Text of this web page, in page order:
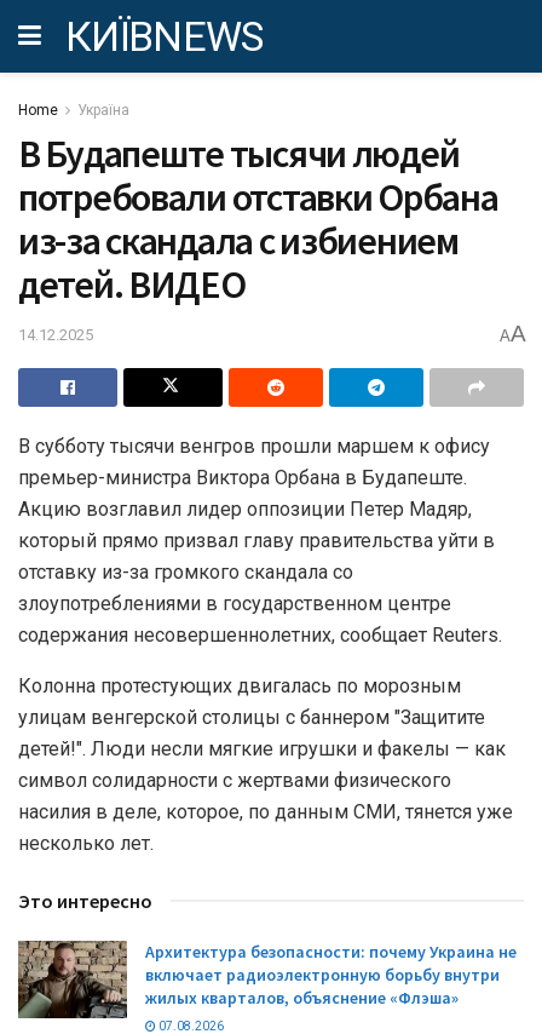
КИЇВNEWS
Home Україна
В Будапеште тысячи людей
потребовали отставки Орбана
из-за скандала с избиением
детей. ВИДЕО
14.12.2025 AA
В субботу тысячи венгров прошли маршем к офису
премьер-министра Виктора Орбана в Будапеште.
Акцию возглавил лидер оппозиции Петер Мадяр,
который прямо призвал главу правительства уйти в
отставку из-за громкого скандала со
злоупотреблениями в государственном центре
содержания несовершеннолетних, сообщает Reuters.
Колонна протестующих двигалась по морозным
улицам венгерской столицы с баннером "Защитите
детей!". Люди несли мягкие игрушки и факелы — как
символ солидарности с жертвами физического
насилия в деле, которое, по данным СМИ, тянется уже
несколько лет.
Это интересно
Архитектура безопасности: почему Украина не
включает радиоэлектронную борьбу внутри
жилых кварталов, объяснение «Флэша»
07.08.2026